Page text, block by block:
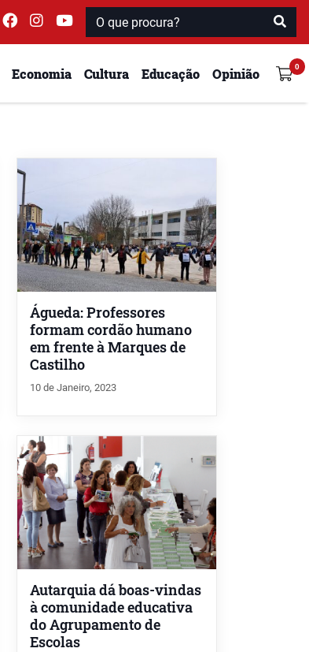
Economia Cultura Educação Opinião
Águeda: Professores
formam cordão humano
em frente à Marques de
Castilho
10 de Janeiro, 2023
Autarquia dá boas-vindas
à comunidade educativa
do Agrupamento de
Escolas